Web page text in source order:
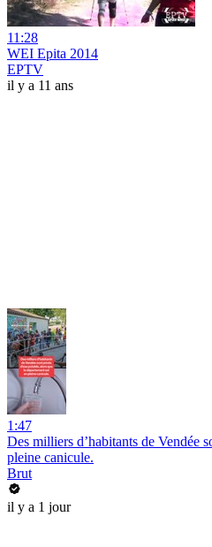
11:28
WEI Epita 2014
EPTV
il y a 11 ans
1:47
Des milliers d’habitants de Vendée
pleine canicule.
Brut
il y a 1 jour